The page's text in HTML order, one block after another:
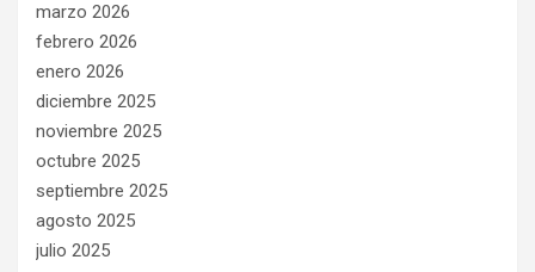
marzo 2026
febrero 2026
enero 2026
diciembre 2025
noviembre 2025
octubre 2025
septiembre 2025
agosto 2025
julio 2025